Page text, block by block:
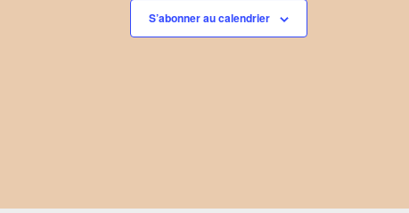
S’abonner au calendrier